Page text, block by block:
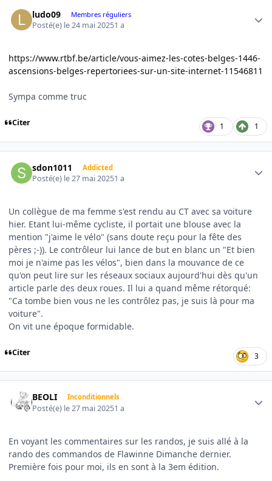
ludo09 Membres réguliers
Posté(e) le 24 mai 20251 a
https://www.rtbf.be/article/vous-aimez-les-cotes-belges-1446-
ascensions-belges-repertoriees-sur-un-site-internet-11546811
Sympa comme truc
Citer 1 1
sdon1011 Addicted
Posté(e) le 27 mai 20251 a
Un collègue de ma femme s'est rendu au CT avec sa voiture
hier. Etant lui-même cycliste, il portait une blouse avec la
mention "j'aime le vélo" (sans doute reçu pour la fête des
pères ;-)). Le contrôleur lui lance de but en blanc un "Et bien
moi je n'aime pas les vélos", bien dans la mouvance de ce
qu'on peut lire sur les réseaux sociaux aujourd'hui dès qu'un
article parle des deux roues. Il lui a quand même rétorqué:
"Ca tombe bien vous ne les contrôlez pas, je suis là pour ma
voiture".
On vit une époque formidable.
Citer 3
BEOLI Inconditionnels
Posté(e) le 27 mai 20251 a
En voyant les commentaires sur les randos, je suis allé à la
rando des commandos de Flawinne Dimanche dernier.
Première fois pour moi, ils en sont à la 3em édition.